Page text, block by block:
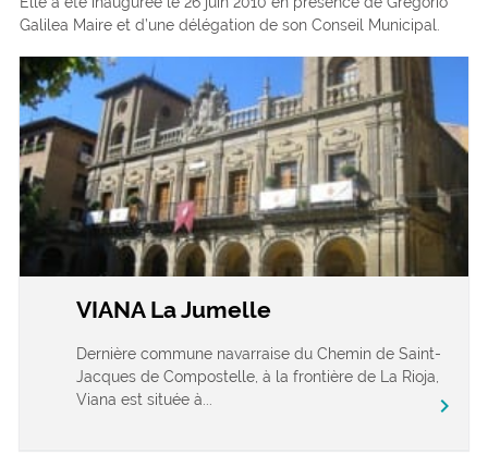
Galilea Maire et d’une délégation de son Conseil Municipal.
VIANA La Jumelle
Dernière commune navarraise du Chemin de Saint-
Jacques de Compostelle, à la frontière de La Rioja,
Viana est située à...
chevron_right